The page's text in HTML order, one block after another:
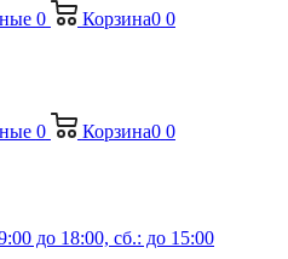
0 Корзина0 0
0 Корзина0 0
до 18:00, сб.: до 15:00